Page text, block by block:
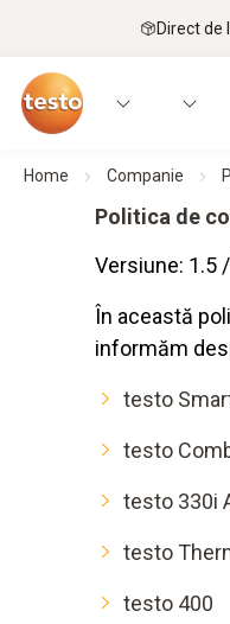
Direct de
Home Companie
Politica de
Versiune: 1.5
În această
informăm
testo
testo
testo 330i
testo
testo 400